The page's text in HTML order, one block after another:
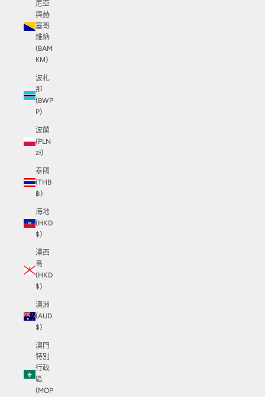
尼亞
與赫
塞哥
維納
(BAM
КМ)
波札
那
(BWP
P)
波蘭
(PLN
zł)
泰國
(THB
฿)
海地
(HKD
$)
澤西
島
(HKD
$)
澳洲
(AUD
$)
澳門
特別
行政
區
(MOP